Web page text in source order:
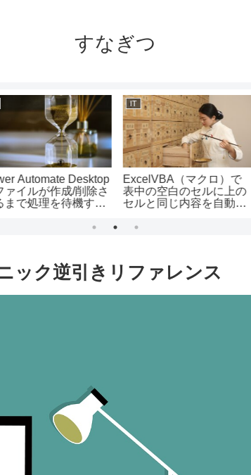
すなぎつ
Automate Desktop
ァイルが作成/削除さ
まで処理を待機する
IT
ExcelVBA（マクロ）で
表中の空白のセルに上の
セルと同じ内容を自動で
Nextの使い方
ック逆引きリファレンス